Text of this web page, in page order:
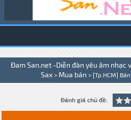
Đam San.net -Diễn đàn yêu âm nhạc
Sax > Mua bán > [Tp.HCM]
Đánh giá chủ đề: